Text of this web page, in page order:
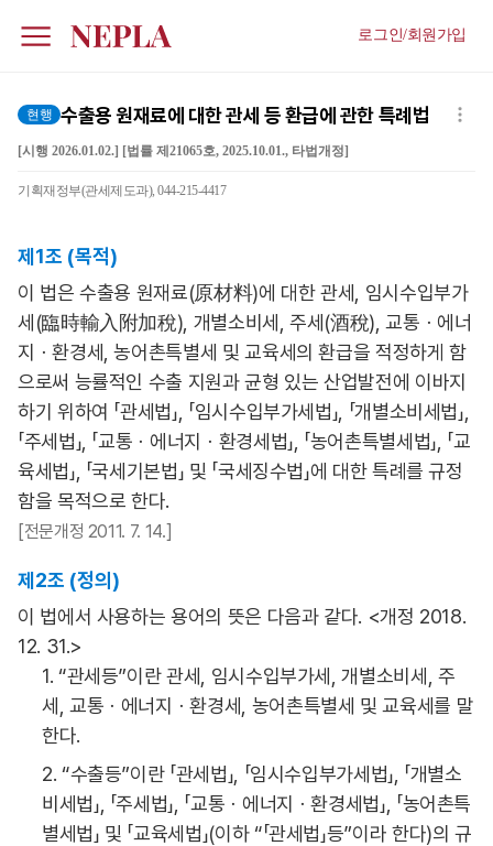
로그인/회원가입
현행 수출용 원재료에 대한 관세 등 환급에 관한 특례법
[시행 2026.01.02.] [법률 제21065호, 2025.10.01., 타법개정]
기획재정부(관세제도과), 044-215-4417
제1조 (목적)
이 법은 수출용 원재료(原材料)에 대한 관세, 임시수입부가
세(臨時輸入附加稅), 개별소비세, 주세(酒稅), 교통ㆍ에너
지ㆍ환경세, 농어촌특별세 및 교육세의 환급을 적정하게 함
으로써 능률적인 수출 지원과 균형 있는 산업발전에 이바지
하기 위하여 「관세법」, 「임시수입부가세법」, 「개별소비세법」,
「주세법」, 「교통ㆍ에너지ㆍ환경세법」, 「농어촌특별세법」, 「교
육세법」, 「국세기본법」 및 「국세징수법」에 대한 특례를 규정
함을 목적으로 한다.
[전문개정 2011. 7. 14.]
제2조 (정의)
이 법에서 사용하는 용어의 뜻은 다음과 같다. <개정 2018.
12. 31.>
1. “관세등”이란 관세, 임시수입부가세, 개별소비세, 주
세, 교통ㆍ에너지ㆍ환경세, 농어촌특별세 및 교육세를 말
한다.
2. “수출등”이란 「관세법」, 「임시수입부가세법」, 「개별소
비세법」, 「주세법」, 「교통ㆍ에너지ㆍ환경세법」, 「농어촌특
별세법」 및 「교육세법」(이하 “「관세법」등”이라 한다)의 규